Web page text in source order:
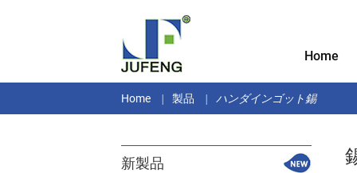
Home
Home 製品 ハンダインゴット錫
新製品